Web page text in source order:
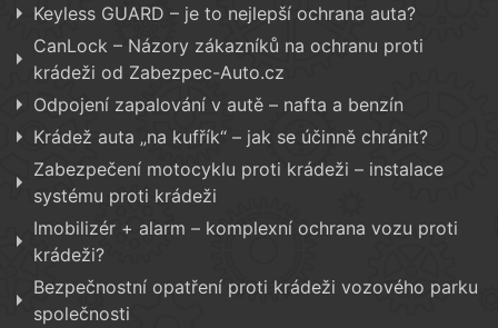
Keyless GUARD – je to nejlepší ochrana auta?
CanLock – Názory zákazníků na ochranu proti
krádeži od Zabezpec-Auto.cz
Odpojení zapalování v autě – nafta a benzín
Krádež auta „na kufřík“ – jak se účinně chránit?
Zabezpečení motocyklu proti krádeži – instalace
systému proti krádeži
Imobilizér + alarm – komplexní ochrana vozu proti
krádeži?
Bezpečnostní opatření proti krádeži vozového parku
společnosti